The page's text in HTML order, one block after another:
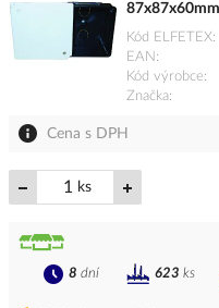
Kód ELFETEX
EAN
Kód výrobce
Značka
Cena s DPH
ks
8 dní 623 ks